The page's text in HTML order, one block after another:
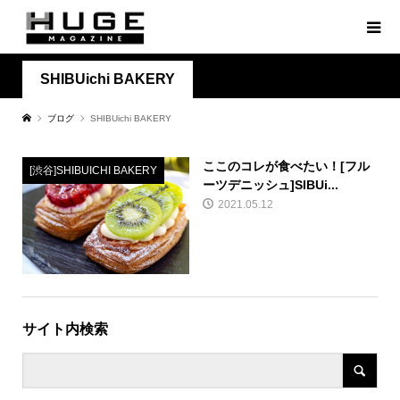
SHIBUichi BAKERY
ブログ SHIBUichi BAKERY
[渋谷]SHIBUICHI BAKERY
ここのコレが食べたい！[フル
ーツデニッシュ]SIBUi...
2021.05.12
サイト内検索